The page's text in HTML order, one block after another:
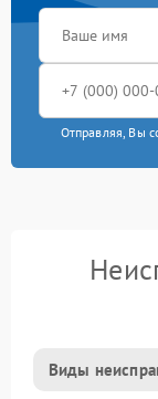
Отправляя, Вы
Виды